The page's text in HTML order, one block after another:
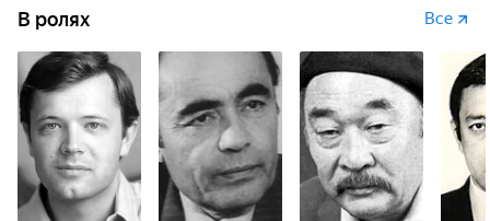
В ролях Все